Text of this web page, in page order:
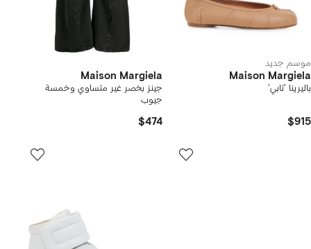
موسم جديد
Maison Margiela
باليرينا 'تابي'
$915
Maison Margiela
جينز بخصر غير متساوي وخمسة
جيوب
$474